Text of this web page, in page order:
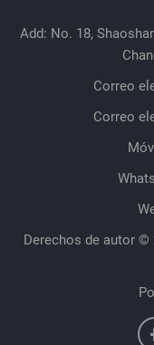
Add: No. 18,
Correo
Correo
Derechos de autor ©